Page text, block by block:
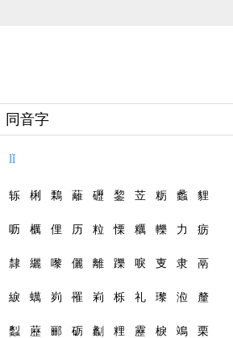
同音字
lǐ
轹 梸 鷅 蘺 礰 錅 苙 粝 蠡 貍
呖 櫔 俚 历 粒 慄 糲 轢 力 疬
隸 纚 嚟 儷 離 躒 唳 叓 隶 鬲
綟 蠇 峛 罹 峲 栎 礼 瓈 涖 釐
蠫 藶 郦 砺 劙 粴 靂 棙 鴗 栗